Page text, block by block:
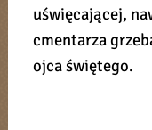
uświęcającej,
cmentarza
ojca świętego.